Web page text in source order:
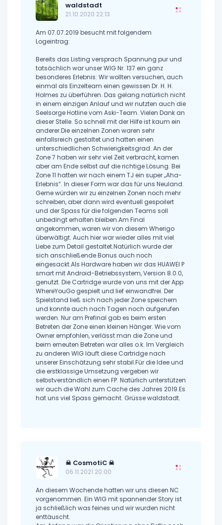
waldstadt
21.10.2020 22:13
Am 07.07.2019 besucht mit folgendem
Logeintrag:
Bereits das Listing versprach Spannung pur und
tatsächlich war unser WIG Nr. 137 ein ganz
besonderes Erlebnis: Wir wollten versuchen, auch
einmal als Einzelteam einen gewissen Dr. H. H.
Holmes zu überführen. Das gelang natürlich nicht
in einem einzigen Anlauf und wir nutzten auch die
Seelsorge Hotline vom Aski-Team. Vielen Dank an
dieser Stelle. So schnell mit der Hilfe ist kaum ein
anderer.Die einzelnen Zonen waren sehr
einfallsreich gestaltet und hatten einen
unterschiedlichen Schwierigkeitsgrad. An der
Zone 7 haben wir sehr viel Zeit verbracht, kamen
aber am Ende selbst auf die richtige Lösung. Bei
Zone 11 hatten wir nach einem TJ ein super „Aha-
Erlebnis“. In dieser Form war das für uns Neuland.
Gerne würden wir zu einzelnen Zonen noch mehr
schreiben, aber dann wird eventuell gespoilert
und der Spass für die folgenden Teams soll
unbedingt erhalten bleiben.Am Final
angekommen, waren wir von diesem Wherigo
überwältigt. Auch hier war wieder alles mit viel
Liebe zum Detail gestaltet.Natürlich wurde der
sich anschließende Bonus auch noch
eingesackt.Als Hardware haben wir das HUAWEI P
smart mit Android-Betriebssystem, Version 8.0.0,
genutzt. Die Cartridge wurde von uns mit der App
WhereYouGo gespielt und lief einwandfrei. Der
Spielstand ließ sich nach jeder Zone speichern
und konnte auch nach Tagen noch aufgerufen
werden. Nur am Prefinal gab es beim ersten
Betreten der Zone einen kleinen Hänger. Wie vom
Owner empfohlen, verlässt man die Zone und
beim erneuten Betreten war alles o.k. Im Vergleich
zu anderen WIG läuft diese Cartridge nach
unserer Einschätzung sehr stabil.Für die Idee und
die erstklassige Umsetzung vergeben wir
selbstverständlich einen FP. Natürlich unterstützen
wir auch die Wahl zum Cache des Jahres 2019.Es
hat uns viel Spass gemacht. Grüsse waldstadt.
☠ CosmotiC ☠
06.11.2021 20:00
An diesem Wochende hatten wir uns diesen NC
vorgenommen. Ein WIG mit spannender Story ist
ja schließlich was feines und wir wurden nicht
enttäuscht.